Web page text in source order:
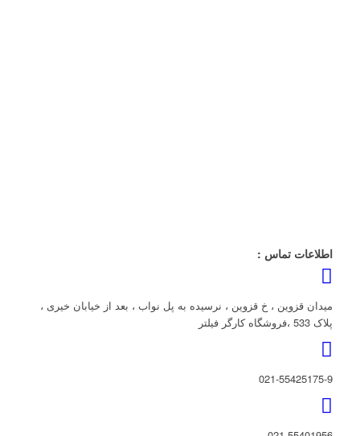
اطلاعات تماس :
میدان قزوین ، خ قزوین ، نرسیده به پل نواب ، بعد از خیابان خیری ،
پلاک 533 ،فروشگاه کارگر فیلتر
021-55425175-9